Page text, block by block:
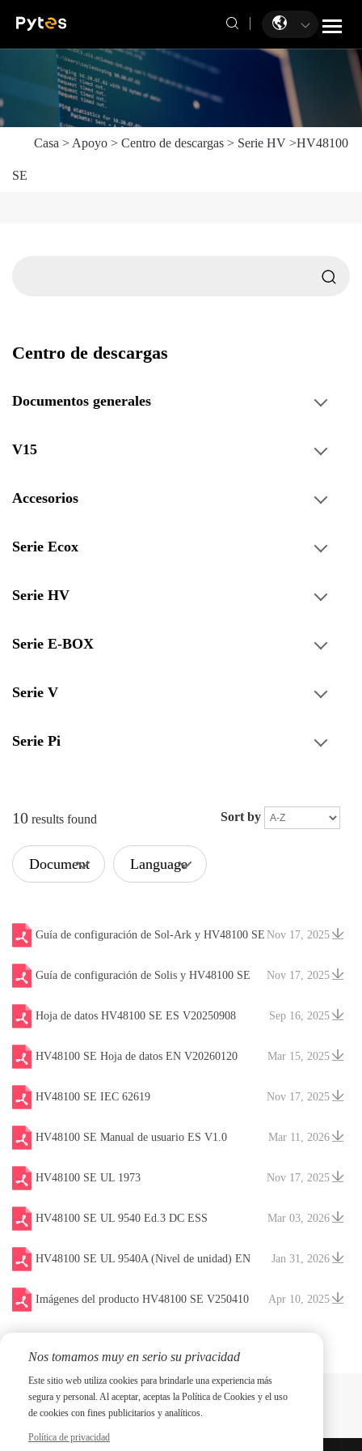
Casa > Apoyo > Centro de descargas > Serie HV >HV48100
SE
Centro de descargas
Documentos generales
V15
Accesorios
Serie Ecox
Serie HV
Serie E-BOX
Serie V
Serie Pi
10 results found Sort by
Document Language
Nov 17, 2025
Guía de configuración de Sol-Ark y HV48100 SE
ES V20251027 Nov 17, 2025
Guía de configuración de Solis y HV48100 SE
EN V20251027 Sep 16, 2025
Hoja de datos HV48100 SE ES V20250908
Mar 15, 2025
HV48100 SE Hoja de datos EN V20260120
Nov 17, 2025
HV48100 SE IEC 62619
Mar 11, 2026
HV48100 SE Manual de usuario ES V1.0
20260204 Nov 17, 2025
HV48100 SE UL 1973
Mar 03, 2026
HV48100 SE UL 9540 Ed.3 DC ESS
Jan 31, 2026
HV48100 SE UL 9540A (Nivel de unidad) EN
V20260123 Apr 10, 2025
Imágenes del producto HV48100 SE V250410
Nos tomamos muy en serio su privacidad
Este sitio web utiliza cookies para brindarle una experiencia más
segura y personal. Al aceptar, aceptas la Política de Cookies y el uso
de cookies con fines publicitarios y analíticos.
Política de privacidad